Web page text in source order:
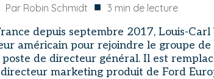
Par Robin Schmidt ■ 3 min de lecture
depuis septembre 2017, Louis-
américain pour rejoindre le groupe
poste de directeur général. Il est
marketing produit de Ford